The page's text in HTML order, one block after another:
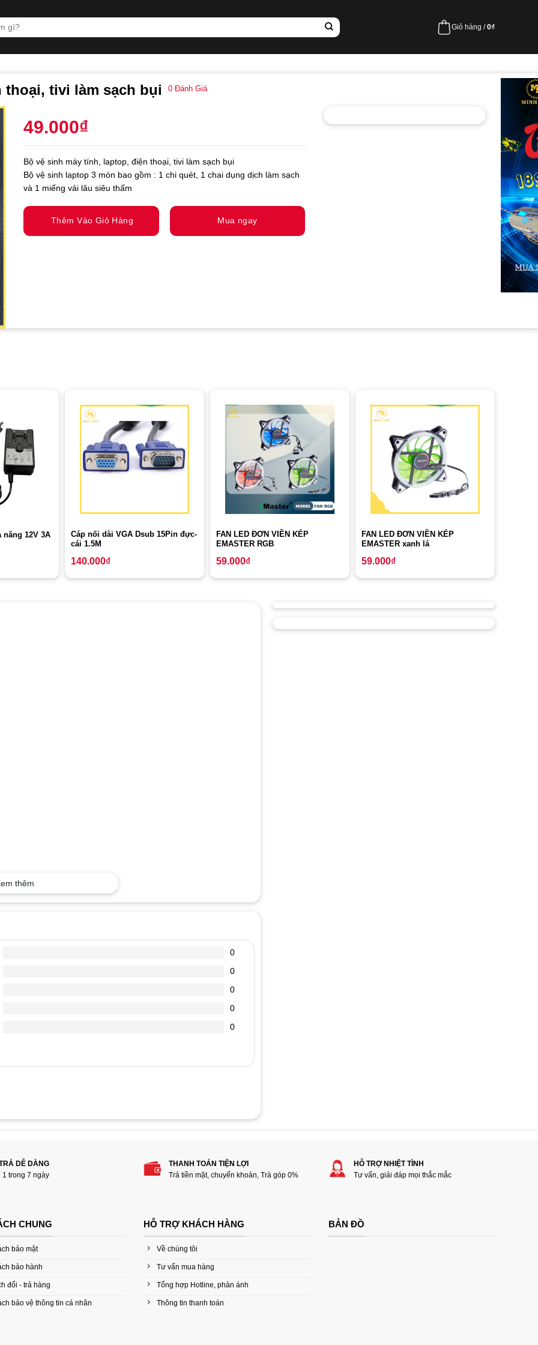
Giỏ hàng /0₫
tivi làm sạch bụi 0 Đánh Giá
49.000₫
Bộ vệ sinh máy tính, laptop, điện thoại, tivi làm sạch bụi
Bộ vệ sinh laptop 3 món bao gồm : 1 chi quét, 1 chai dụng dịch làm sạch
và 1 miếng vải lâu siêu thấm
Thêm Vào Giỏ Hàng Mua ngay
12V 3A
Cáp nối dài VGA Dsub 15Pin đực-
cái 1.5M
140.000₫
FAN LED ĐƠN VIỀN KÉP
EMASTER RGB
59.000₫
FAN LED ĐƠN VIỀN KÉP
EMASTER xanh lá
59.000₫
thêm
0
0
0
0
0
“Bộ vệ sinh laptop, máy tính, điện thoại, tivi
DỄ DÀNG
1 trong 7 ngày
THANH TOÁN TIỆN LỢI
Trả tiền mặt, chuyển khoản, Trà góp 0%
HỖ TRỢ NHIỆT TÌNH
Tư vấn, giải đáp mọi thắc mắc
CHUNG
bảo mật
bảo hành
đổi - trả hàng
bảo vệ thông tin cá nhân
HỖ TRỢ KHÁCH HÀNG
Về chúng tôi
Tư vấn mua hàng
Tổng hợp Hotline, phản ánh
Thông tin thanh toán
BẢN ĐỒ